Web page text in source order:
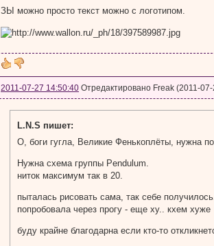
ЗЫ можно просто текст можно с логотипом.
2011-07-27 14:50:40 Отредактировано Freak (2011-
L.N.S пишет:
О, боги гугла, Великие Фенькоплёты, нужна
Нужна схема группы Pendulum.
ниток максимум так в 20.
пыталась рисовать сама, так себе
попробовала через прогу - еще ху.. кхем хуже
буду крайне благодарна если кто-то